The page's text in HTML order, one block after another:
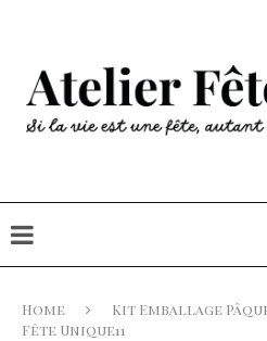
Home
Kit Emballage
Fête Unique11